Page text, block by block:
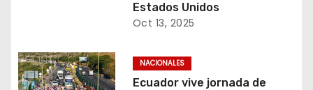
Estados Unidos
Oct 13, 2025
NACIONALES
Ecuador vive jornada de